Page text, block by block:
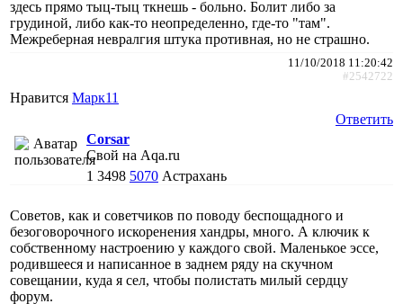
здесь прямо тыц-тыц ткнешь - больно. Болит либо за
грудиной, либо как-то неопределенно, где-то "там".
Межреберная невралгия штука противная, но не страшно.
11/10/2018 11:20:42
#2542722
Нравится Марк11
Ответить
Corsar
Свой на Aqa.ru
1 3498 5070 Астрахань
Советов, как и советчиков по поводу беспощадного и
безоговорочного искоренения хандры, много. А ключик к
собственному настроению у каждого свой. Маленькое эссе,
родившееся и написанное в заднем ряду на скучном
совещании, куда я сел, чтобы полистать милый сердцу
форум.